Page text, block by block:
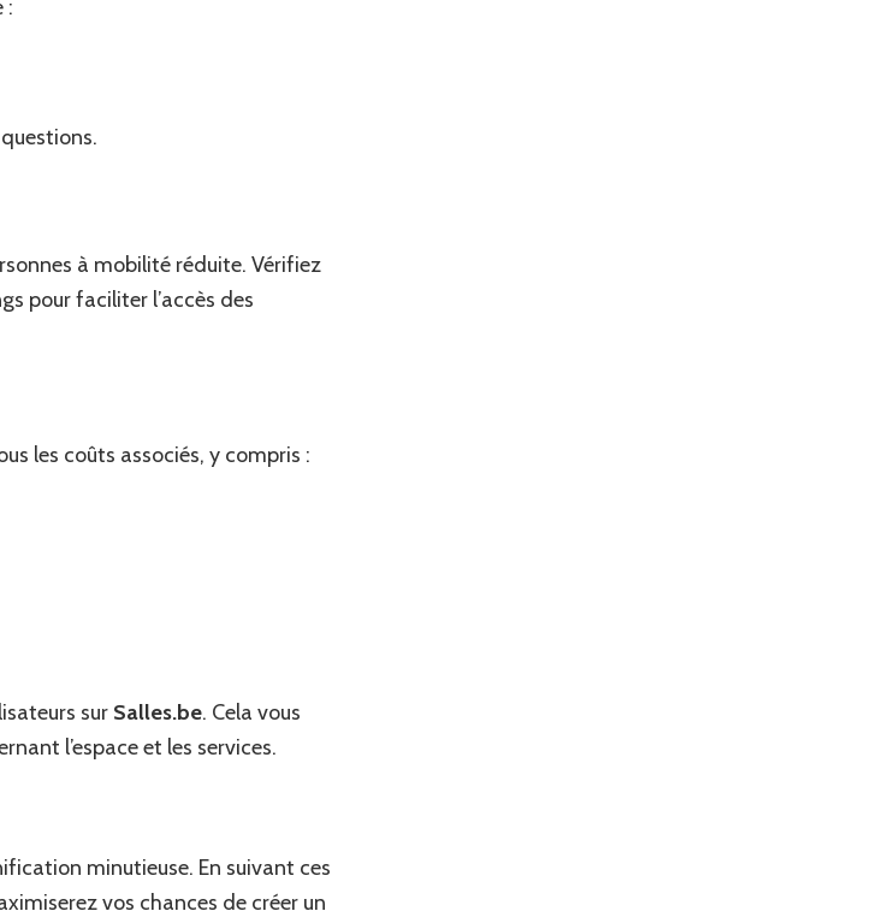
:
à mobilité réduite. Vérifiez
pour faciliter l’accès des
les coûts associés, y compris :
sur Salles.be. Cela vous
l’espace et les services.
minutieuse. En suivant ces
vos chances de créer un